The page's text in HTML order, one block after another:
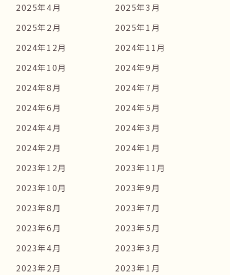
2025年4月
2025年3月
2025年2月
2025年1月
2024年12月
2024年11月
2024年10月
2024年9月
2024年8月
2024年7月
2024年6月
2024年5月
2024年4月
2024年3月
2024年2月
2024年1月
2023年12月
2023年11月
2023年10月
2023年9月
2023年8月
2023年7月
2023年6月
2023年5月
2023年4月
2023年3月
2023年2月
2023年1月